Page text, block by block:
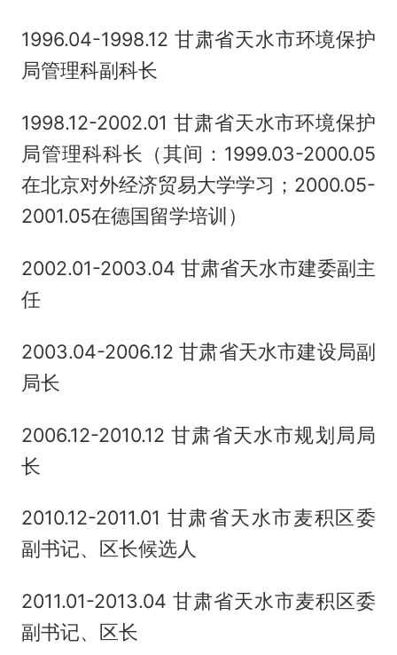
1996.04-1998.12 甘肃省天水市环境保护
局管理科副科长
1998.12-2002.01 甘肃省天水市环境保护
局管理科科长（其间：1999.03-2000.05
在北京对外经济贸易大学学习；2000.05-
2001.05在德国留学培训）
2002.01-2003.04 甘肃省天水市建委副主
任
2003.04-2006.12 甘肃省天水市建设局副
局长
2006.12-2010.12 甘肃省天水市规划局局
长
2010.12-2011.01 甘肃省天水市麦积区委
副书记、区长候选人
2011.01-2013.04 甘肃省天水市麦积区委
副书记、区长